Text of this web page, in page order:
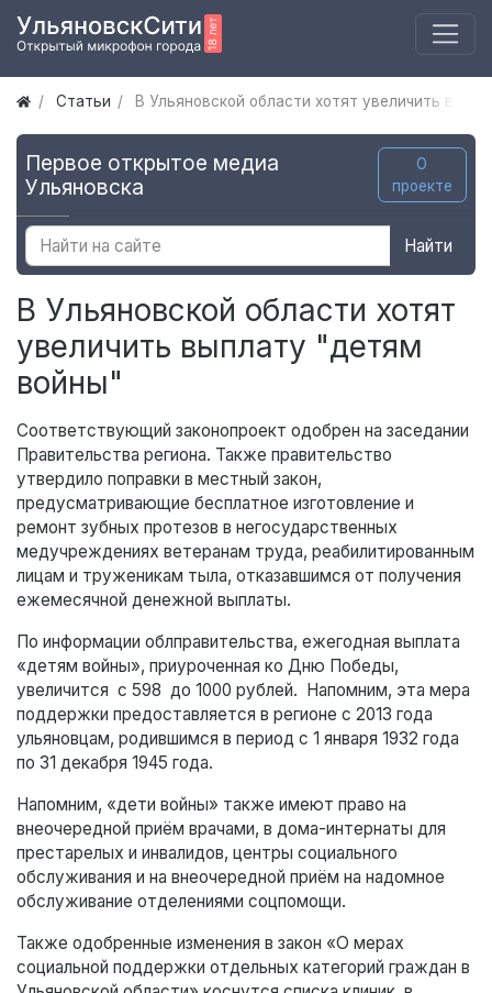
Статьи В Ульяновской области хотят увеличить
Первое открытое медиа
Ульяновска
О
проекте
Найти
В Ульяновской области хотят
увеличить выплату "детям
войны"
Соответствующий законопроект одобрен на заседании
Правительства региона. Также правительство
утвердило поправки в местный закон,
предусматривающие бесплатное изготовление и
ремонт зубных протезов в негосударственных
медучреждениях ветеранам труда, реабилитированным
лицам и труженикам тыла, отказавшимся от получения
ежемесячной денежной выплаты.
По информации облправительства, ежегодная выплата
«детям войны», приуроченная ко Дню Победы,
увеличится с 598 до 1000 рублей. Напомним, эта мера
поддержки предоставляется в регионе с 2013 года
ульяновцам, родившимся в период с 1 января 1932 года
по 31 декабря 1945 года.
Напомним, «дети войны» также имеют право на
внеочередной приём врачами, в дома-интернаты для
престарелых и инвалидов, центры социального
обслуживания и на внеочередной приём на надомное
обслуживание отделениями соцпомощи.
Также одобренные изменения в закон «О мерах
социальной поддержки отдельных категорий граждан в